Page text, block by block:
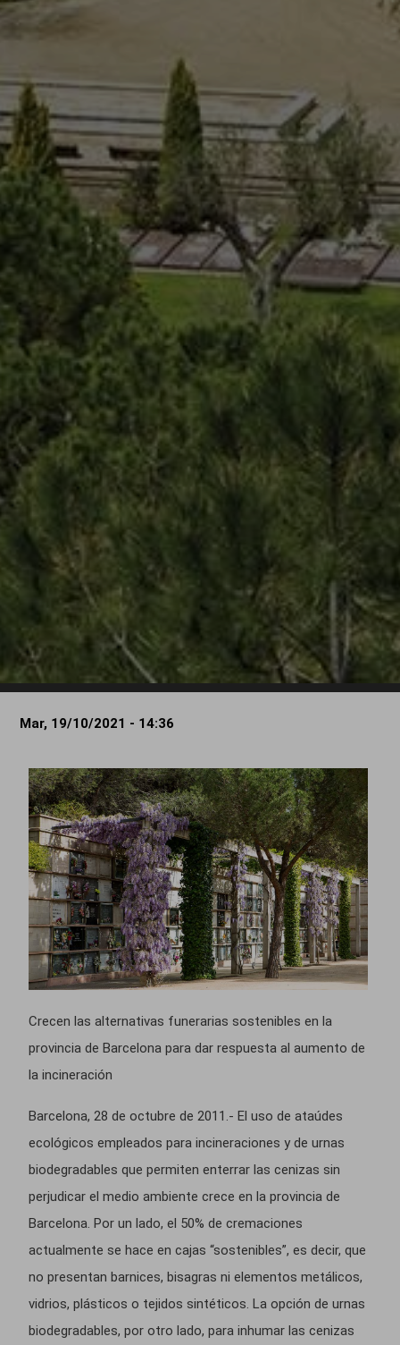
Mar, 19/10/2021 - 14:36
Crecen las alternativas funerarias sostenibles en la
provincia de Barcelona para dar respuesta al aumento de
la incineración
Barcelona, 28 de octubre de 2011.- El uso de ataúdes
ecológicos empleados para incineraciones y de urnas
biodegradables que permiten enterrar las cenizas sin
perjudicar el medio ambiente crece en la provincia de
Barcelona. Por un lado, el 50% de cremaciones
actualmente se hace en cajas “sostenibles”, es decir, que
no presentan barnices, bisagras ni elementos metálicos,
vidrios, plásticos o tejidos sintéticos. La opción de urnas
biodegradables, por otro lado, para inhumar las cenizas